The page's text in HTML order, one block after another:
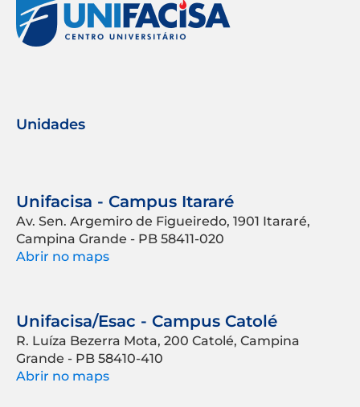
Unifacisa - Campus Itararé
Unifacisa/Esac - Campus Catolé
Repositório Acadêmico
Contrato de Prestação de Serviços Educacionais -